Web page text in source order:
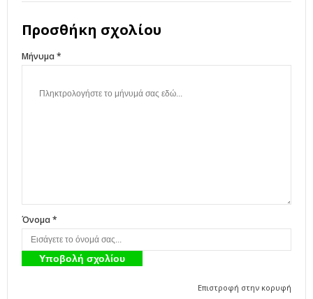
Προσθήκη σχολίου
Μήνυμα *
Όνομα *
Επιστροφή στην κορυφή